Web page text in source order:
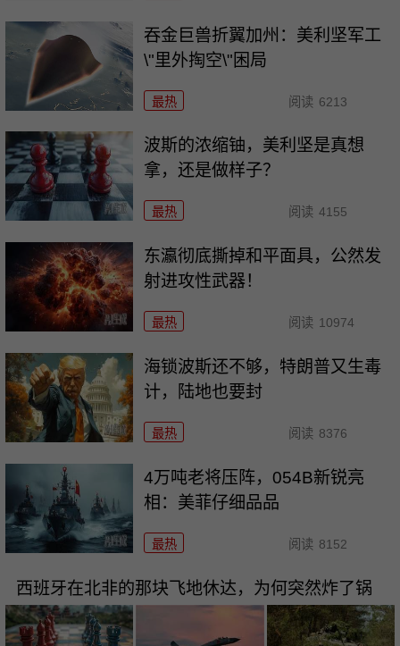
吞金巨兽折翼加州：美利坚军工
\"里外掏空\"困局
最热 阅读 6213
波斯的浓缩铀，美利坚是真想
拿，还是做样子？
最热 阅读 4155
东瀛彻底撕掉和平面具，公然发
射进攻性武器！
最热 阅读 10974
海锁波斯还不够，特朗普又生毒
计，陆地也要封
最热 阅读 8376
4万吨老将压阵，054B新锐亮
相：美菲仔细品品
最热 阅读 8152
西班牙在北非的那块飞地休达，为何突然炸了锅